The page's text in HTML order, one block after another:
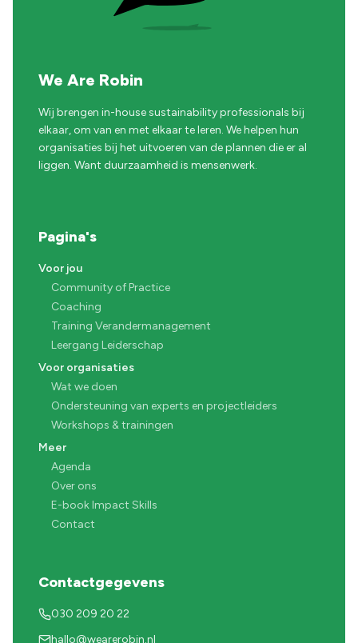
We Are Robin
Wij brengen in-house sustainability professionals bij
elkaar, om van en met elkaar te leren. We helpen hun
organisaties bij het uitvoeren van de plannen die er al
liggen. Want duurzaamheid is mensenwerk.
Pagina's
Voor jou
Community of Practice
Coaching
Training Verandermanagement
Leergang Leiderschap
Voor organisaties
Wat we doen
Ondersteuning van experts en projectleiders
Workshops & trainingen
Meer
Agenda
Over ons
E-book Impact Skills
Contact
Contactgegevens
030 209 20 22
hallo@wearerobin.nl